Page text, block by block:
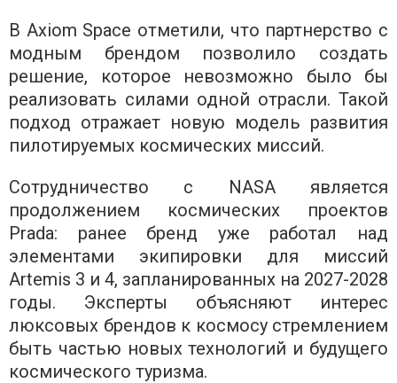
В Axiom Space отметили, что партнерство с
модным брендом позволило создать
решение, которое невозможно было бы
реализовать силами одной отрасли. Такой
подход отражает новую модель развития
пилотируемых космических миссий.
Сотрудничество с NASA является
продолжением космических проектов
Prada: ранее бренд уже работал над
элементами экипировки для миссий
Artemis 3 и 4, запланированных на 2027-2028
годы. Эксперты объясняют интерес
люксовых брендов к космосу стремлением
быть частью новых технологий и будущего
космического туризма.